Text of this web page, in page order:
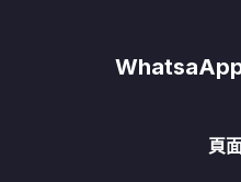
頁